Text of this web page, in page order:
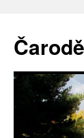
obsahu
webu